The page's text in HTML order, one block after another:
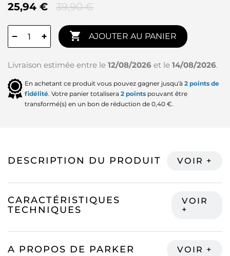
25,94 € 39,90 €
− +  AJOUTER AU PANIER
Livraison estimée entre le 12/08/2026 et le 14/08/2026.
En achetant ce produit vous pouvez gagner jusqu'à 2 points de
fidélité. Votre panier totalisera 2 points pouvant être
transformé(s) en un bon de réduction de 0,40 €.
DESCRIPTION DU PRODUIT
CARACTÉRISTIQUES
TECHNIQUES
A PROPOS DE PARKER